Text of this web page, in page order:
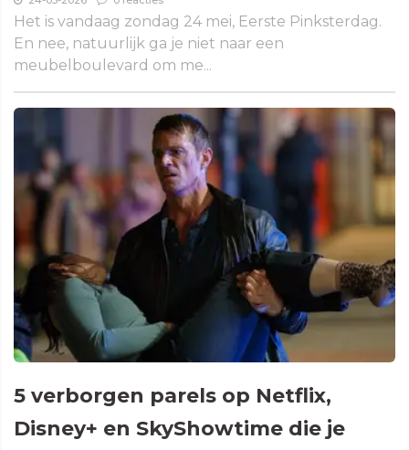
Het is vandaag zondag 24 mei, Eerste Pinksterdag.
En nee, natuurlijk ga je niet naar een
meubelboulevard om me...
5 verborgen parels op Netflix,
Disney+ en SkyShowtime die je